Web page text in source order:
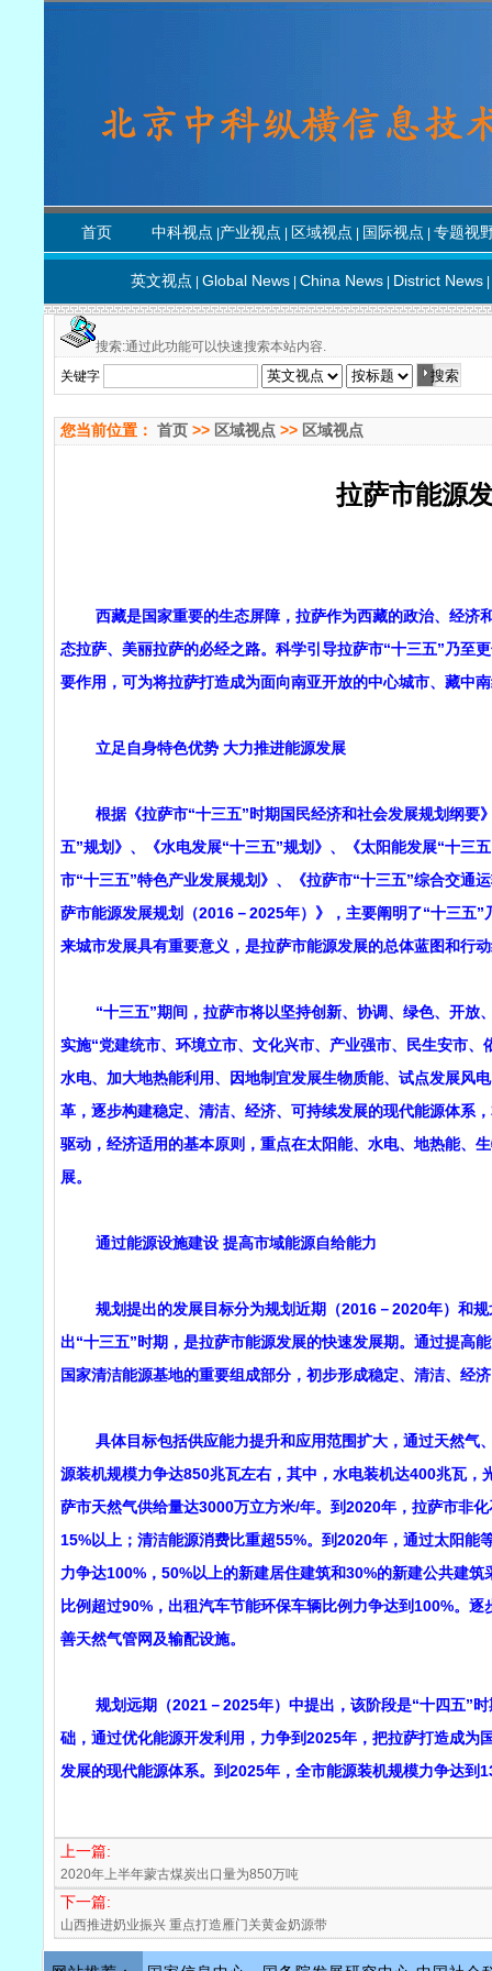
首页 中科视点 产业视点 区域视点 国际视点 专题视
英文视点 Global News China News District News
搜索:通过此功能可以快速搜索本站内容.
关键字
您当前位置： 首页 >> 区域视点 >> 区域视点
拉萨市能源
西藏是国家重要的生态屏障，拉萨作为西藏的政治、经济
态拉萨、美丽拉萨的必经之路。科学引导拉萨市“十三五”乃至
要作用，可为将拉萨打造成为面向南亚开放的中心城市、藏中
立足自身特色优势 大力推进能源发展
根据《拉萨市“十三五”时期国民经济和社会发展规划纲要
五”规划》、《水电发展“十三五”规划》、《太阳能发展“十三
市“十三五”特色产业发展规划》、《拉萨市“十三五”综合交通
萨市能源发展规划（2016－2025年）》，主要阐明了“十三五
来城市发展具有重要意义，是拉萨市能源发展的总体蓝图和行
“十三五”期间，拉萨市将以坚持创新、协调、绿色、开放
实施“党建统市、环境立市、文化兴市、产业强市、民生安市
水电、加大地热能利用、因地制宜发展生物质能、试点发展风
革，逐步构建稳定、清洁、经济、可持续发展的现代能源体系
驱动，经济适用的基本原则，重点在太阳能、水电、地热能、
展。
通过能源设施建设 提高市域能源自给能力
规划提出的发展目标分为规划近期（2016－2020年）和规
出“十三五”时期，是拉萨市能源发展的快速发展期。通过提高
国家清洁能源基地的重要组成部分，初步形成稳定、清洁、经
具体目标包括供应能力提升和应用范围扩大，通过天然气
源装机规模力争达850兆瓦左右，其中，水电装机达400兆瓦
萨市天然气供给量达3000万立方米/年。到2020年，拉萨市非
15%以上；清洁能源消费比重超55%。到2020年，通过太阳
力争达100%，50%以上的新建居住建筑和30%的新建公共建
比例超过90%，出租汽车节能环保车辆比例力争达到100%。
善天然气管网及输配设施。
规划远期（2021－2025年）中提出，该阶段是“十四五”时
础，通过优化能源开发利用，力争到2025年，把拉萨打造成
发展的现代能源体系。到2025年，全市能源装机规模力争达
上一篇:
2020年上半年蒙古煤炭出口量为850万吨
下一篇:
山西推进奶业振兴 重点打造雁门关黄金奶源带